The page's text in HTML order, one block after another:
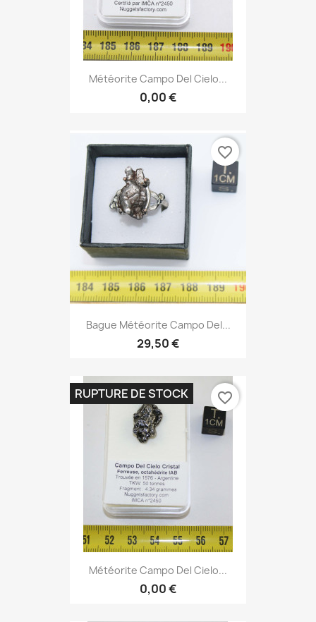
Météorite Campo Del Cielo...
0,00 €
Bague Météorite Campo Del...
29,50 €
favorite_border
Météorite Campo Del Cielo...
0,00 €
RUPTURE DE STOCK favorite_border